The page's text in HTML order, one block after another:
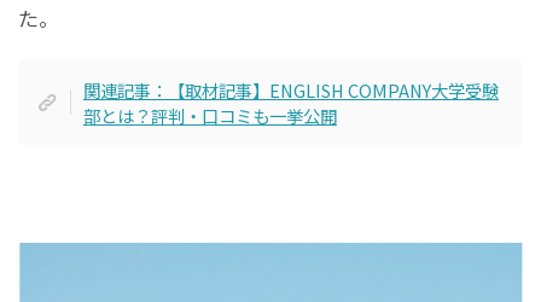
た。
関連記事：【取材記事】ENGLISH COMPANY大学受験
部とは？評判・口コミも一挙公開